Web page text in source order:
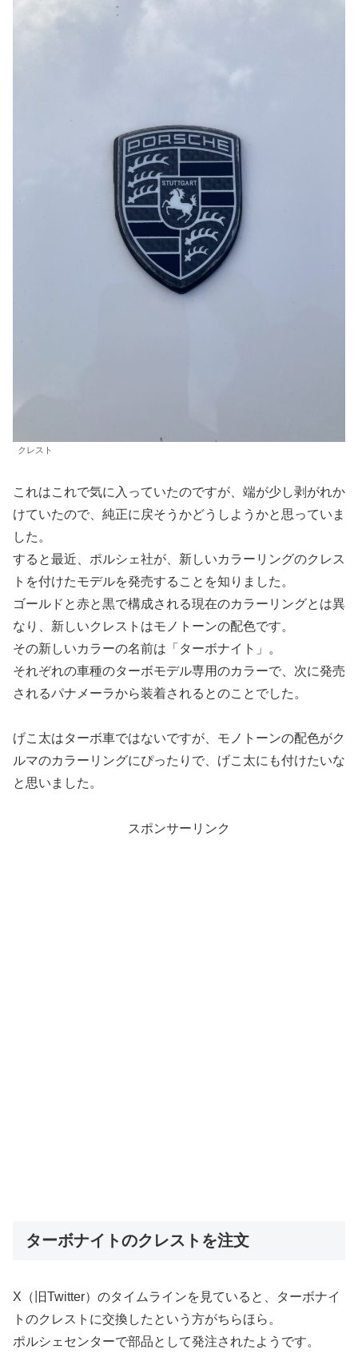
クレスト
これはこれで気に入っていたのですが、端が少し剥がれか
けていたので、純正に戻そうかどうしようかと思っていま
した。
すると最近、ポルシェ社が、新しいカラーリングのクレス
トを付けたモデルを発売することを知りました。
ゴールドと赤と黒で構成される現在のカラーリングとは異
なり、新しいクレストはモノトーンの配色です。
その新しいカラーの名前は「ターボナイト」。
それぞれの車種のターボモデル専用のカラーで、次に発売
されるパナメーラから装着されるとのことでした。
げこ太はターボ車ではないですが、モノトーンの配色がク
ルマのカラーリングにぴったりで、げこ太にも付けたいな
と思いました。
スポンサーリンク
ターボナイトのクレストを注文
X（旧Twitter）のタイムラインを見ていると、ターボナイ
トのクレストに交換したという方がちらほら。
ポルシェセンターで部品として発注されたようです。